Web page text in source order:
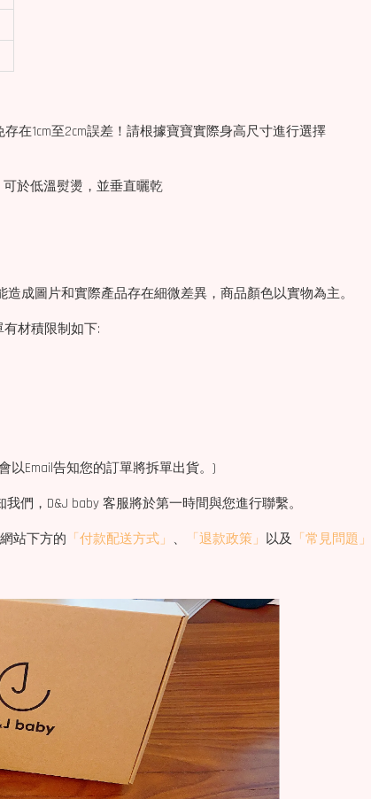
在1cm至2cm誤差！請根據寶寶實際身高尺寸進行選擇
於低溫熨燙，並垂直曬乾
成圖片和實際產品存在細微差異，商品顏色以實物為主。
材積限制如下:
以Email告知您的訂單將拆單出貨。)
我們，D&J baby 客服將於第一時間與您進行聯繫。
站下方的 「付款配送方式」 、 「退款政策」 以及 「常見問題」